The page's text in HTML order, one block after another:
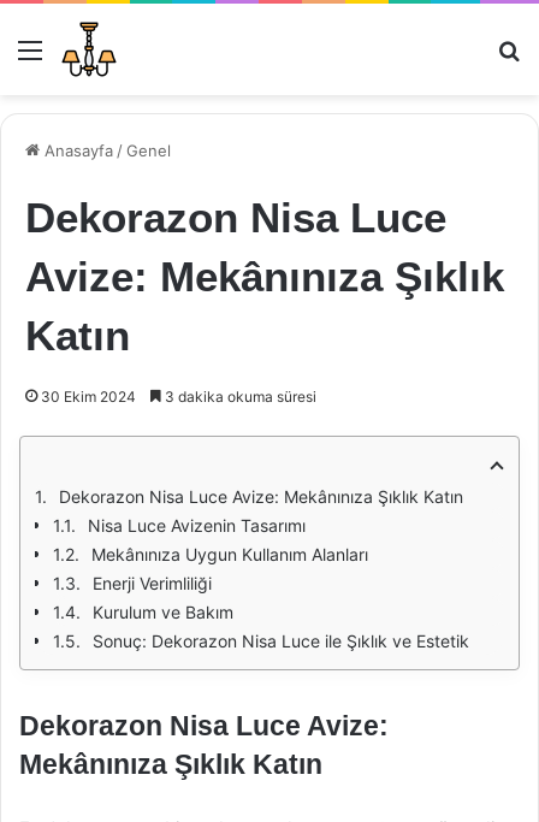
Menü
Anasayfa /Genel
Dekorazon Nisa Luce
Avize: Mekânınıza Şıklık
Katın
30 Ekim 2024 3 dakika okuma süresi
Dekorazon Nisa Luce Avize: Mekânınıza Şıklık Katın
Nisa Luce Avizenin Tasarımı
Mekânınıza Uygun Kullanım Alanları
Enerji Verimliliği
Kurulum ve Bakım
Sonuç: Dekorazon Nisa Luce ile Şıklık ve Estetik
Dekorazon Nisa Luce Avize:
Mekânınıza Şıklık Katın